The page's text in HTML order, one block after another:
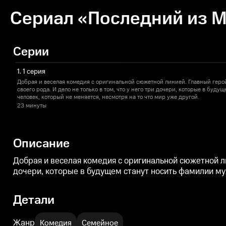
Сериал «Последний из
Серии
1. 1 серия
Добрая и веселая комедия с оригинальной сюжетной линией. Главный
своего рода. И дело не только в том, что у него три дочери, которые в
человек, который не меняется, несмотря на то что мир уже другой.
23 минуты
Описание
Добрая и веселая комедия с оригинальной сюжетной
дочери, которые в будущем станут носить фамилии
Детали
Жанр Комедия Семейное